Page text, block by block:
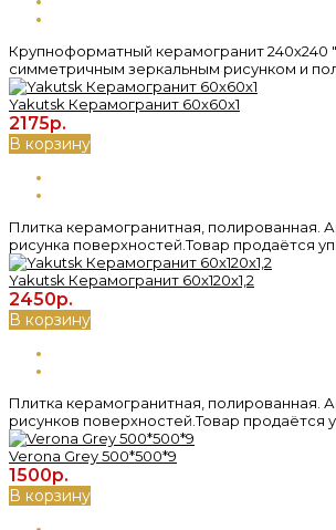
Крупноформатный керамогранит 240х240
симметричным зеркальным рисунком и
Yakutsk Керамогранит 60x60х1
2175р.
В корзину
Плитка керамогранитная, полированная.
рисунка поверхностей.Товар продаётся
Yakutsk Керамогранит 60x120х1,2
2450р.
В корзину
Плитка керамогранитная, полированная.
рисунков поверхностей.Товар продаётся
Verona Grey 500*500*9
1500р.
В корзину